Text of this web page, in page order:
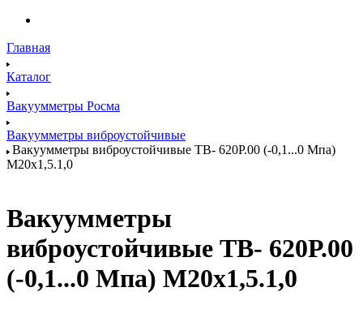
Главная
Каталог
Вакуумметры Росма
Вакуумметры виброустойчивые
Вакуумметры виброустойчивые ТВ- 620Р.00 (-0,1...0 Мпа)
М20х1,5.1,0
Вакуумметры
виброустойчивые ТВ- 620Р.00
(-0,1...0 Мпа) М20х1,5.1,0